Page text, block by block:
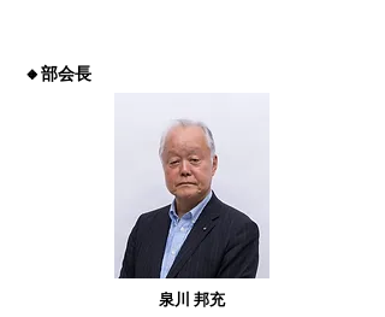
🔸部会長
泉川 邦充